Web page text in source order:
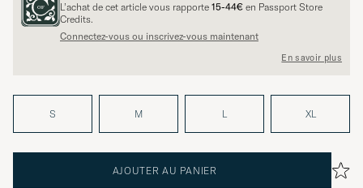
L’achat de cet article vous rapporte 15-44€ en Passport Store
Credits.
Connectez-vous ou inscrivez-vous maintenant
En savoir plus
S M L XL
AJOUTER AU PANIER